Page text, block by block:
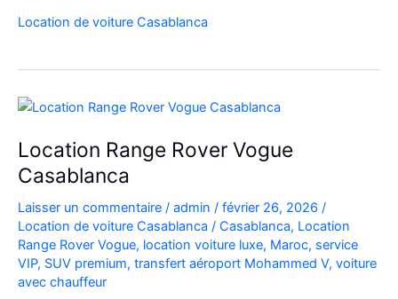
SUV
Luxe
à
l’Aéroport
Mohammed
V
Location de voiture Casablanca
Location Range Rover Vogue
Casablanca
Laisser un commentaire / admin / février 26, 2026 /
Location de voiture Casablanca / Casablanca, Location
Range Rover Vogue, location voiture luxe, Maroc, service
VIP, SUV premium, transfert aéroport Mohammed V, voiture
avec chauffeur